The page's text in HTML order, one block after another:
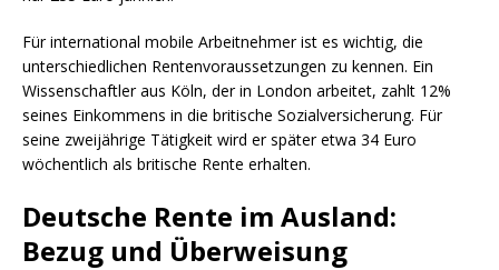
Für international mobile Arbeitnehmer ist es wichtig, die
unterschiedlichen Rentenvoraussetzungen zu kennen. Ein
Wissenschaftler aus Köln, der in London arbeitet, zahlt 12%
seines Einkommens in die britische Sozialversicherung. Für
seine zweijährige Tätigkeit wird er später etwa 34 Euro
wöchentlich als britische Rente erhalten.
Deutsche Rente im Ausland:
Bezug und Überweisung